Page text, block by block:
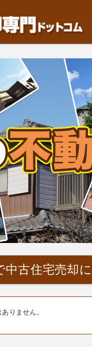
」は不動産や開発等の「業者
却をご検討中の方はお気軽に
古住宅売却
りません。